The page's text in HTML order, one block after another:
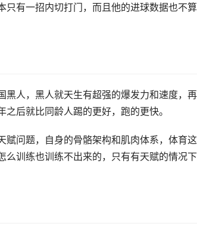
有一招内切打门，而且他的进球数据也不
人，黑人就天生有超强的爆发力和速度，
后就比同龄人踢的更好，跑的更快。
问题，自身的骨骼架构和肌肉体系，体育
训练也训练不出来的，只有有天赋的情况